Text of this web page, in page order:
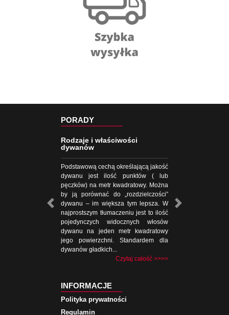
PORADY
Rodzaje i właściwości
dywanów
Podstawową cechą określającą jakość
dywanu jest ilość punktów ( lub
pęczków) na metr kwadratowy. Można
by ją porównać do „rozdzielczości”
dywanu – im większa tym lepsza. W
najprostszym tłumaczeniu jest to ilość
pojedynczych widocznych włosów
dywanu na jeden metr kwadratowy
jego powierzchni. Standardem dla
dywanów gładkich...
Czytaj całość >>>>
INFORMACJE
Polityka prywatności
Regulamin